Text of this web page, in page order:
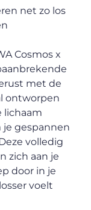
net zo los
Cosmos x
met de
ontworpen
lichaam
je gespannen
volledig
zich aan je
door in je
voelt